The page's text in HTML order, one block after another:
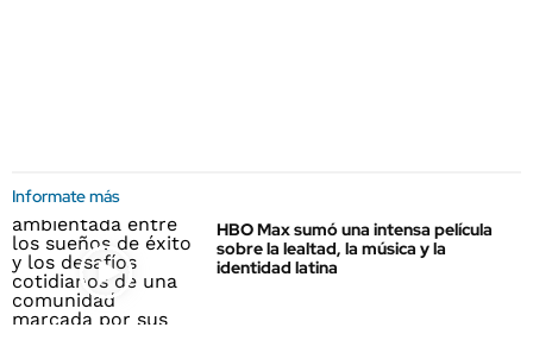
Informate más
HBO Max sumó una intensa película
sobre la lealtad, la música y la
identidad latina